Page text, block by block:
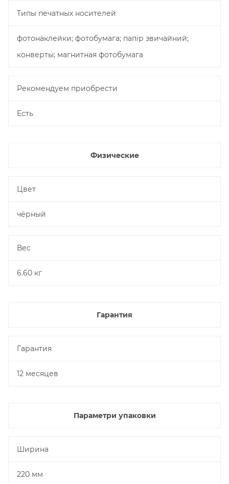
Типы печатных носителей
фотонаклейки; фотобумага; папір звичайний;
конверты; магнитная фотобумага
Рекомендуем приобрести
Есть
Физические
Цвет
чёрный
Вес
6.60 кг
Гарантия
Гарантия
12 месяцев
Параметри упаковки
Ширина
220 мм